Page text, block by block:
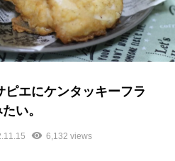
ピエにケンタッキーフラ
い。
6,132 views